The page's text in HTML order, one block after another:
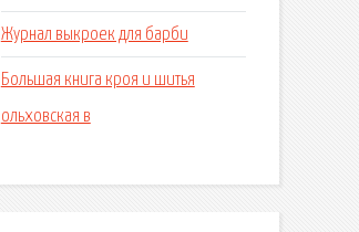
Журнал выкроек для барби
Большая книга кроя и шитья
ольховская в